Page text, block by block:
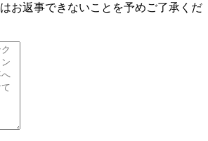
お返事できないことを予めご了承くだ